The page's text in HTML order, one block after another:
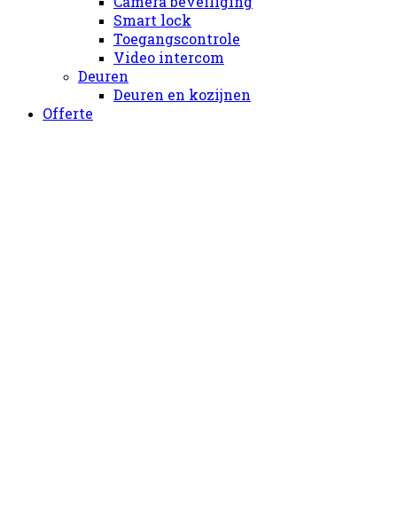
Smart lock
Toegangscontrole
Video intercom
Deuren
Deuren en kozijnen
Offerte